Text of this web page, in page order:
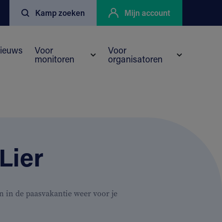
Kamp zoeken Mijn account
voor Kortingen
Voor
monitoren
Submenu voor Voor monitoren
Voor
organisatoren
in de paasvakantie weer voor je